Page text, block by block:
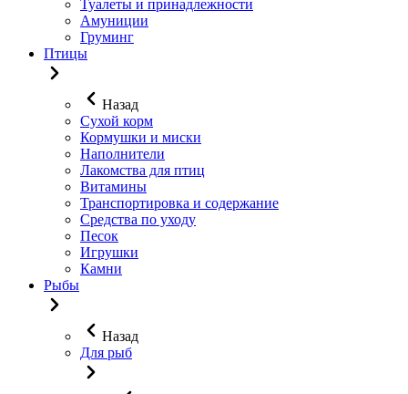
Туалеты и принадлежности
Амуниции
Груминг
Птицы
Назад
Сухой корм
Кормушки и миски
Наполнители
Лакомства для птиц
Витамины
Транспортировка и содержание
Средства по уходу
Песок
Игрушки
Камни
Рыбы
Назад
Для рыб